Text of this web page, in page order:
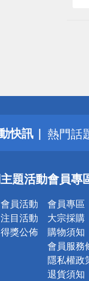
快訊
詐騙網
得獎公
熱門話
銀行優
詐騙網
主題活動
會員活動
注目活動
得獎公佈
會員專
會員專區
大宗採購
購物須知
會員服務
隱私權政
退貨須知